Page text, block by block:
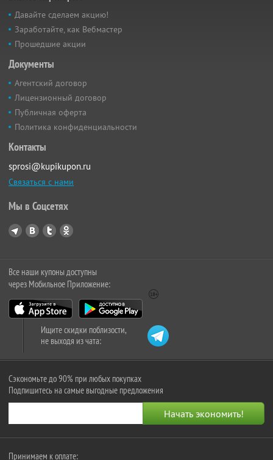
Давайте сделаем акцию!
Заработайте, как Вебмастер
Прошедшие акции
Документы
Агентский договор
Лицензионный договор
Публичная оферта
Политика конфиденциальности
Контакты
sprosi@kupikupon.ru
Связаться с нами
Мы в Соцсетях
Все наши купоны доступны
через Мобильное Приложение:
Ищите скидки поблизости,
не выходя из чата:
Сэкономьте до 90% при любых покупках
Подпишитесь на самые выгодные предложения
Принимаем к оплате: